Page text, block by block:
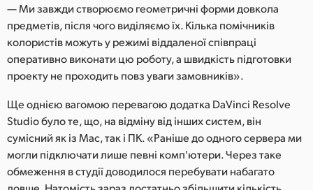
— Ми завжди створюємо геометричні форми довкола
предметів, після чого виділяємо їх. Кілька помічників
колористів можуть у режимі віддаленої співпраці
оперативно виконати цю роботу, а швидкість підготовки
проекту не проходить повз уваги замовників».
Ще однією вагомою перевагою додатка DaVinci Resolve
Studio було те, що, на відміну від інших систем, він
сумісний як із Mac, так і ПК. «Раніше до одного сервера ми
могли підключати лише певні комп'ютери. Через таке
обмеження в студії доводилося перебувати набагато